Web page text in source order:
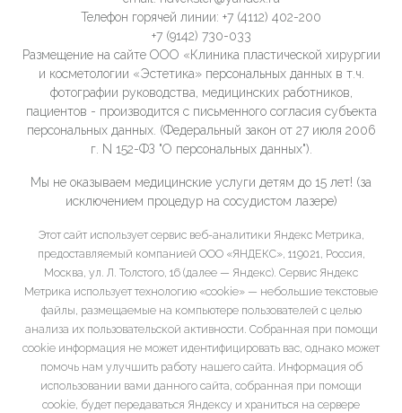
Телефон горячей линии: +7 (4112) 402-200
+7 (9142) 730-033
Размещение на сайте ООО «Клиника пластической хирургии
и косметологии «Эстетика» персональных данных в т.ч.
фотографии руководства, медицинских работников,
пациентов - производится с письменного согласия субъекта
персональных данных. (Федеральный закон от 27 июля 2006
г. N 152-ФЗ "О персональных данных").
Мы не оказываем медицинские услуги детям до 15 лет! (за
исключением процедур на сосудистом лазере)
Этот сайт использует сервис веб-аналитики Яндекс Метрика,
предоставляемый компанией ООО «ЯНДЕКС», 119021, Россия,
Москва, ул. Л. Толстого, 16 (далее — Яндекс). Сервис Яндекс
Метрика использует технологию «cookie» — небольшие текстовые
файлы, размещаемые на компьютере пользователей с целью
анализа их пользовательской активности. Собранная при помощи
cookie информация не может идентифицировать вас, однако может
помочь нам улучшить работу нашего сайта. Информация об
использовании вами данного сайта, собранная при помощи
cookie, будет передаваться Яндексу и храниться на сервере